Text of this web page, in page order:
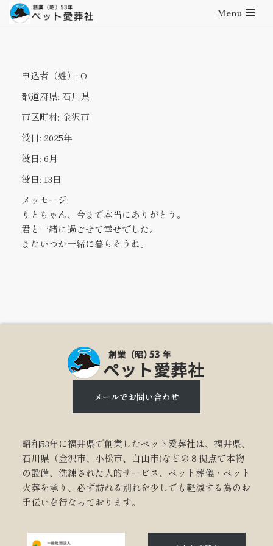
Menu
申込者（姓）: O
都道府県: 石川県
市区町村: 金沢市
没日: 2025年
没日: 6月
没日: 13日
メッセージ:
りとちゃん、今まで本当にありがとう。
君と一緒に過ごせて幸せでした。
またいつか一緒に暮らそうね。
メールでお問い合わせ
昭和53年に福井県で創業したペット愛葬社は、福井県、
石川県（金沢市、小松市、白山市)などの８拠点で本物
の設備、洗練された人的サービス、ペット葬儀・ペット
火葬を承り、必ず訪れる別れを少しでも軽減する為のお
手伝いを行なっております。